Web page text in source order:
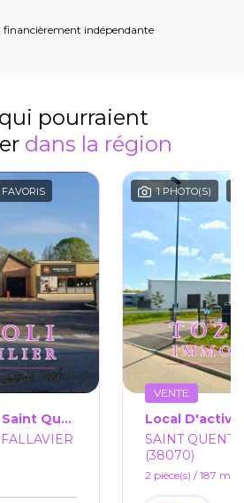
indépendante
pourraient
dans la région
FAVORIS
Local D'activité Saint Quentin Fallavier 186.40m2
1 PHOTO(S)
VENTE
SAINT
(38070)
2 pièce(s) / 187 m²